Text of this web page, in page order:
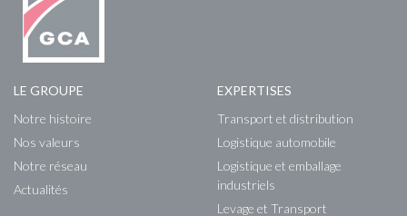
LE GROUPE
Notre histoire
Nos valeurs
Notre réseau
Actualités
EXPERTISES
Transport et distribution
Logistique automobile
Logistique et emballage
industriels
Levage et Transport